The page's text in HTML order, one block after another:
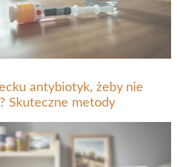
antybiotyk, żeby nie
Skuteczne metody